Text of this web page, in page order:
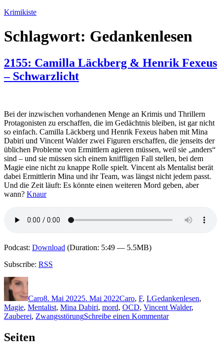
Zum
springen
Krimikiste
Schlagwort: Gedankenlesen
2155: Camilla Läckberg & Henrik Fexeus
– Schwarzlicht
Bei der inzwischen vorhandenen Menge an Krimis und Thrillern
Protagonisten zu erschaffen, die im Gedächtnis bleiben, ist gar nicht
so einfach. Camilla Läckberg und Henrik Fexeus haben mit Mina
Dabiri und Vincent Walder zwei Figuren erschaffen, die jenseits der
üblichen Probleme von Ermittlern agieren müssen, weil sie „anders“
sind – und sie müssen sich einem kniffligen Fall stellen, bei dem
Magie eine nicht zu knappe Rolle spielt. Vincent als Mentalist berät
dabei Ermittlerin Mina und ihr Team, was längst nicht jedem passt.
Und die Zeit läuft: Es könnte einen weiteren Mord geben, aber
wann? Knaur
Podcast: Download (Duration: 5:49 — 5.5MB)
Subscribe: RSS
Autor
Caro8. Mai 20225. Mai 2022Caro, F, LGedankenlesen,
Magie, Mentalist, Mina Dabiri, mord, OCD, Vincent Walder,
Zauberei, ZwangsstörungSchreibe einen Kommentarzu
Seiten